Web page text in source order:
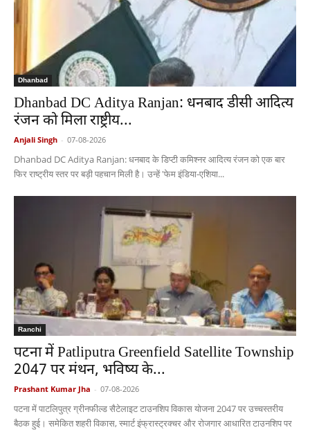
Dhanbad
Dhanbad DC Aditya Ranjan: धनबाद डीसी आदित्य
रंजन को मिला राष्ट्रीय...
Anjali Singh - 07-08-2026
Dhanbad DC Aditya Ranjan: धनबाद के डिप्टी कमिश्नर आदित्य रंजन को एक बार
फिर राष्ट्रीय स्तर पर बड़ी पहचान मिली है। उन्हें 'फेम इंडिया-एशिया...
Ranchi
पटना में Patliputra Greenfield Satellite Township
2047 पर मंथन, भविष्य के...
Prashant Kumar Jha - 07-08-2026
पटना में पाटलिपुत्र ग्रीनफील्ड सैटेलाइट टाउनशिप विकास योजना 2047 पर उच्चस्तरीय
बैठक हुई। समेकित शहरी विकास, स्मार्ट इंफ्रास्ट्रक्चर और रोजगार आधारित टाउनशिप पर